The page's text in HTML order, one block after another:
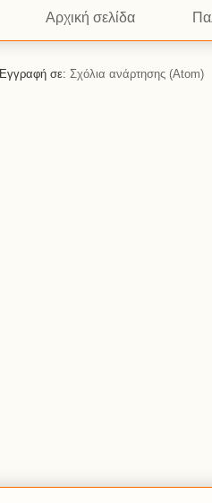
Αρχική σελίδα
Εγγραφή σε: Σχόλια ανάρτησης (Atom)